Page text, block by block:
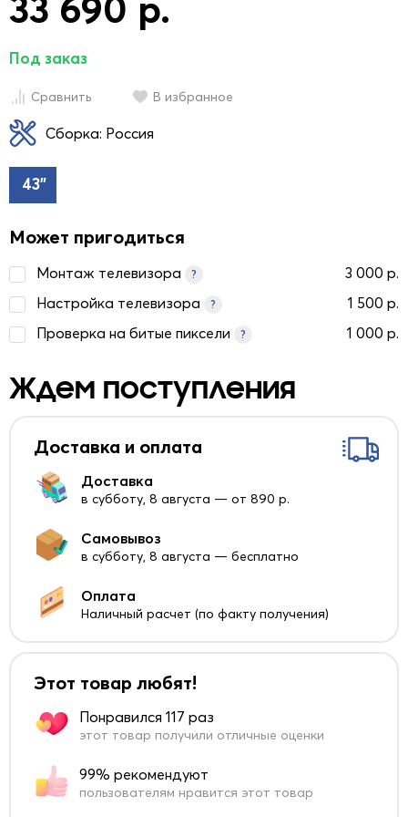
Под заказ
Сравнить В избранное
Сборка: Россия
43"
Может пригодиться
Монтаж телевизора ?
3 000 р.
Настройка телевизора
?
1 500 р.
Проверка на битые пиксели
? 1 000 р.
Ждем поступления
Доставка и оплата
Доставка
в субботу, 8 августа — от 890 р.
Самовывоз
в субботу, 8 августа — бесплатно
Оплата
Наличный расчет (по факту получения)
Этот товар любят!
Понравился 117 раз
этот товар получили отличные оценки
99% рекомендуют
пользователям нравится этот товар